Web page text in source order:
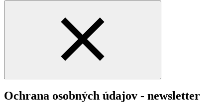
Ochrana osobných údajov - newsletter